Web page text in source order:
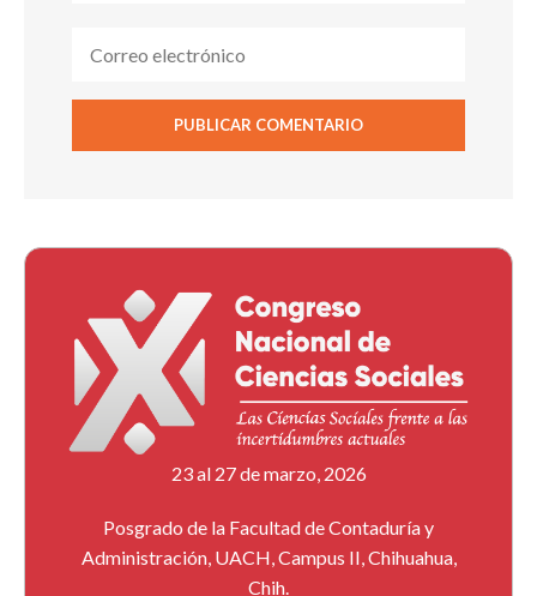
23 al 27 de marzo, 2026
Posgrado de la Facultad de Contaduría y
Administración, UACH, Campus II, Chihuahua,
Chih.